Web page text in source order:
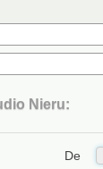
Nieru:
De